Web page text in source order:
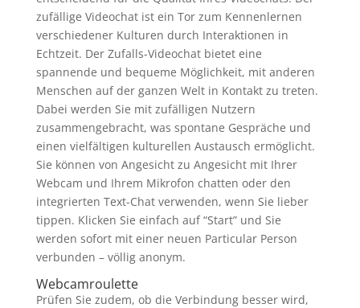
zufällige Videochat ist ein Tor zum Kennenlernen
verschiedener Kulturen durch Interaktionen in
Echtzeit. Der Zufalls-Videochat bietet eine
spannende und bequeme Möglichkeit, mit anderen
Menschen auf der ganzen Welt in Kontakt zu treten.
Dabei werden Sie mit zufälligen Nutzern
zusammengebracht, was spontane Gespräche und
einen vielfältigen kulturellen Austausch ermöglicht.
Sie können von Angesicht zu Angesicht mit Ihrer
Webcam und Ihrem Mikrofon chatten oder den
integrierten Text-Chat verwenden, wenn Sie lieber
tippen. Klicken Sie einfach auf “Start” und Sie
werden sofort mit einer neuen Particular Person
verbunden – völlig anonym.
Webcamroulette
Prüfen Sie zudem, ob die Verbindung besser wird,